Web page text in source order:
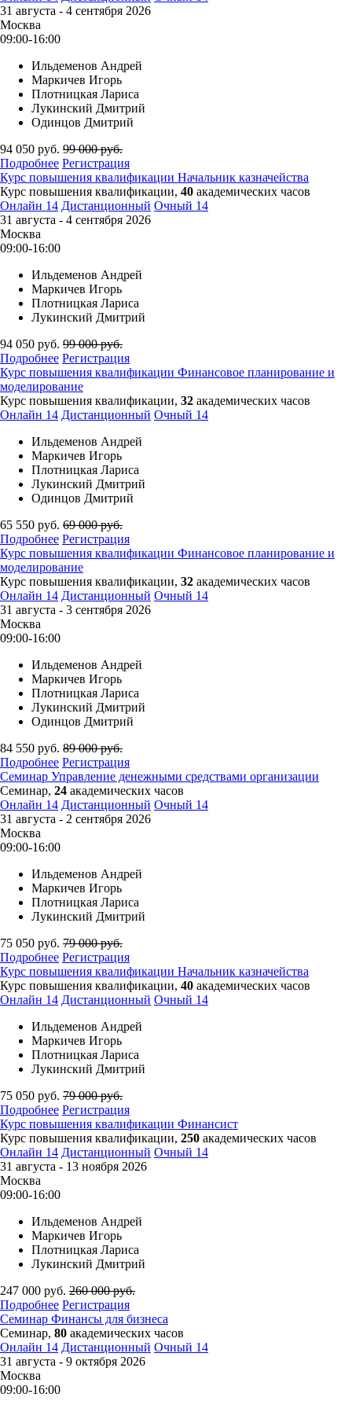
31 августа - 4 сентября 2026
Москва
09:00-16:00
Ильдеменов Андрей
Маркичев Игорь
Плотницкая Лариса
Лукинский Дмитрий
Одинцов Дмитрий
94 050 руб. 99 000руб.
Подробнее Регистрация
Курс повышения квалификации Начальник казначейства
Курс повышения квалификации, 40 академических часов
Онлайн 14 Дистанционный Очный 14
31 августа - 4 сентября 2026
Москва
09:00-16:00
Ильдеменов Андрей
Маркичев Игорь
Плотницкая Лариса
Лукинский Дмитрий
94 050 руб. 99 000руб.
Подробнее Регистрация
Курс повышения квалификации Финансовое планирование и
моделирование
Курс повышения квалификации, 32 академических часов
Онлайн 14 Дистанционный Очный 14
Ильдеменов Андрей
Маркичев Игорь
Плотницкая Лариса
Лукинский Дмитрий
Одинцов Дмитрий
65 550 руб. 69 000руб.
Подробнее Регистрация
Курс повышения квалификации Финансовое планирование и
моделирование
Курс повышения квалификации, 32 академических часов
Онлайн 14 Дистанционный Очный 14
31 августа - 3 сентября 2026
Москва
09:00-16:00
Ильдеменов Андрей
Маркичев Игорь
Плотницкая Лариса
Лукинский Дмитрий
Одинцов Дмитрий
84 550 руб. 89 000руб.
Подробнее Регистрация
Семинар Управление денежными средствами организации
Семинар, 24 академических часов
Онлайн 14 Дистанционный Очный 14
31 августа - 2 сентября 2026
Москва
09:00-16:00
Ильдеменов Андрей
Маркичев Игорь
Плотницкая Лариса
Лукинский Дмитрий
75 050 руб. 79 000руб.
Подробнее Регистрация
Курс повышения квалификации Начальник казначейства
Курс повышения квалификации, 40 академических часов
Онлайн 14 Дистанционный Очный 14
Ильдеменов Андрей
Маркичев Игорь
Плотницкая Лариса
Лукинский Дмитрий
75 050 руб. 79 000руб.
Подробнее Регистрация
Курс повышения квалификации Финансист
Курс повышения квалификации, 250 академических часов
Онлайн 14 Дистанционный Очный 14
31 августа - 13 ноября 2026
Москва
09:00-16:00
Ильдеменов Андрей
Маркичев Игорь
Плотницкая Лариса
Лукинский Дмитрий
247 000 руб. 260 000руб.
Подробнее Регистрация
Семинар Финансы для бизнеса
Семинар, 80 академических часов
Онлайн 14 Дистанционный Очный 14
31 августа - 9 октября 2026
Москва
09:00-16:00